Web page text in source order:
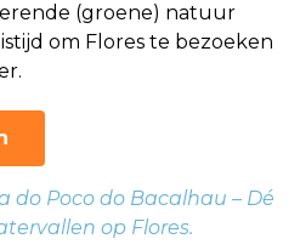
(groene) natuur
om Flores te bezoeken
do Poco do Bacalhau – Dé
op Flores.